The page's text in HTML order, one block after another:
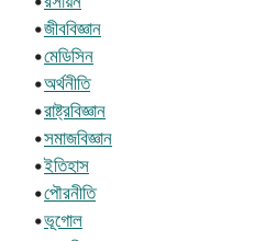
•জীববিজ্ঞান
•মেডিসিন
•অর্থনীতি
•রাষ্ট্রবিজ্ঞান
•সমাজবিজ্ঞান
•ইতিহাস
•পৌরনীতি
•ভূগোল